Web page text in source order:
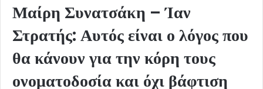
Μαίρη Συνατσάκη – Ίαν
Στρατής: Αυτός είναι ο λόγος που
θα κάνουν για την κόρη τους
ονοματοδοσία και όχι βάφτιση